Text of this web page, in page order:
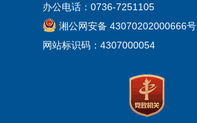
办公电话：0736-7251105
湘公网安备 43070202000666号
网站标识码：4307000054